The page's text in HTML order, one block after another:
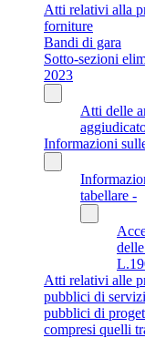
Atti relativi alla
forniture
Bandi di gara
Sotto-sezioni
2023
Atti delle
Informazioni
tabellare -
Atti relativi alle
pubblici di
pubblici di
compresi quelli